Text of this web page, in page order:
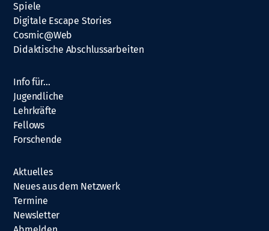
Spiele
Digitale Escape Stories
Cosmic@Web
Didaktische Abschlussarbeiten
Info für…
Jugendliche
Lehrkräfte
Fellows
Forschende
Aktuelles
Neues aus dem Netzwerk
Termine
Newsletter